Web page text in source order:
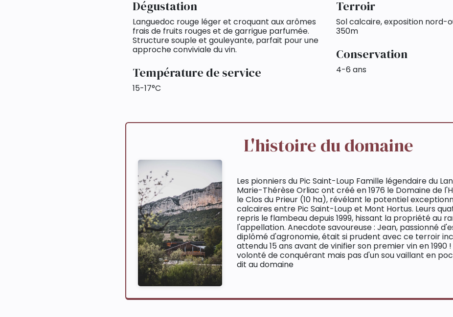
Dégustation
Languedoc rouge léger et croquant aux arômes
frais de fruits rouges et de garrigue parfumée.
Structure souple et gouleyante, parfait pour une
approche conviviale du vin.
Température de service
15-17°C
Terroir
Sol calcaire, exposition nord-
350m
Conservation
4-6 ans
L'histoire du domaine
Les pionniers du Pic Saint-Loup Famille légendaire du
Marie-Thérèse Orliac ont créé en 1976 le Domaine de
le Clos du Prieur (10 ha), révélant le potentiel
calcaires entre Pic Saint-Loup et Mont Hortus. Leurs
repris le flambeau depuis 1999, hissant la propriété au
l'appellation. Anecdote savoureuse : Jean, passionné
diplômé d'agronomie, était si prudent avec ce terroir
attendu 15 ans avant de vinifier son premier vin en 1990
volonté de conquérant mais pas d'un sou vaillant en
dit au domaine